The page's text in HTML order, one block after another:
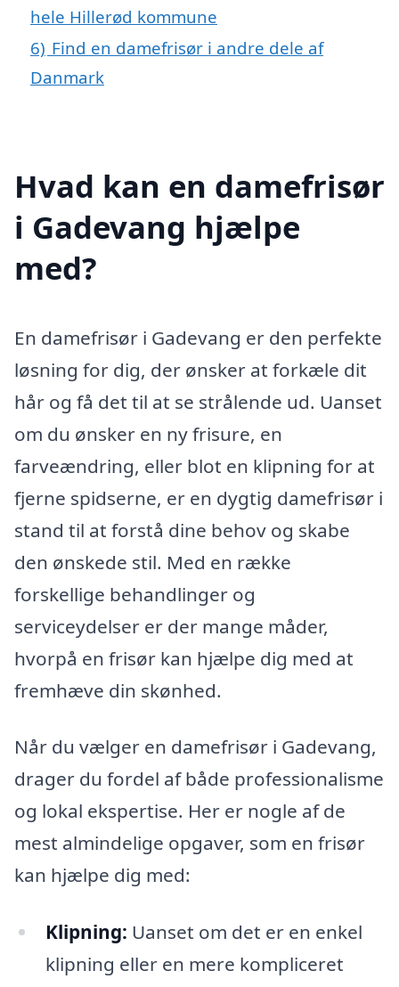
hele Hillerød kommune
6) Find en damefrisør i andre dele af
Danmark
Hvad kan en damefrisør
i Gadevang hjælpe
med?
En damefrisør i Gadevang er den perfekte
løsning for dig, der ønsker at forkæle dit
hår og få det til at se strålende ud. Uanset
om du ønsker en ny frisure, en
farveændring, eller blot en klipning for at
fjerne spidserne, er en dygtig damefrisør i
stand til at forstå dine behov og skabe
den ønskede stil. Med en række
forskellige behandlinger og
serviceydelser er der mange måder,
hvorpå en frisør kan hjælpe dig med at
fremhæve din skønhed.
Når du vælger en damefrisør i Gadevang,
drager du fordel af både professionalisme
og lokal ekspertise. Her er nogle af de
mest almindelige opgaver, som en frisør
kan hjælpe dig med:
Klipning: Uanset om det er en enkel
klipning eller en mere kompliceret